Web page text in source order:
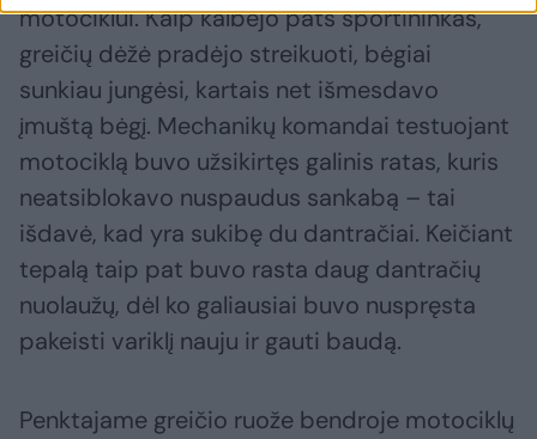
motociklui. Kaip kalbėjo pats sportininkas,
greičių dėžė pradėjo streikuoti, bėgiai
sunkiau jungėsi, kartais net išmesdavo
įmuštą bėgį. Mechanikų komandai testuojant
motociklą buvo užsikirtęs galinis ratas, kuris
neatsiblokavo nuspaudus sankabą – tai
išdavė, kad yra sukibę du dantračiai. Keičiant
tepalą taip pat buvo rasta daug dantračių
nuolaužų, dėl ko galiausiai buvo nuspręsta
pakeisti variklį nauju ir gauti baudą.
Penktajame greičio ruože bendroje motociklų